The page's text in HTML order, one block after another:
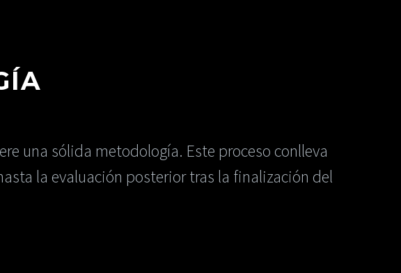
una sólida metodología. Este proceso conlleva
la evaluación posterior tras la finalización del